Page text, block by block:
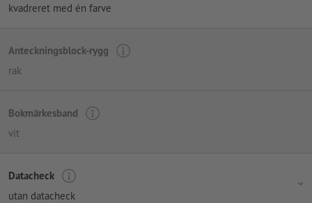
kvadreret med én farve
Anteckningsblock-rygg
rak
Bokmärkesband
vit
Datacheck
utan datacheck